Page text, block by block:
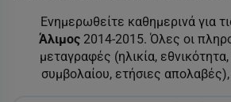
Ενημερωθείτε καθημερινά για
Άλιμος 2014-2015. Όλες οι
μεταγραφές (ηλικία,
συμβολαίου, ετήσιες